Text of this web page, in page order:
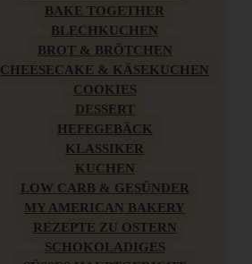
BAKE TOGETHER
BLECHKUCHEN
BROT & BRÖTCHEN
CHEESECAKE & KÄSEKUCHEN
COOKIES
DESSERT
HEFEGEBÄCK
KLASSIKER
KUCHEN
LOW CARB & GESÜNDER
MY AMERICAN BAKERY
REZEPTE ZU OSTERN
SCHOKOLADIGES